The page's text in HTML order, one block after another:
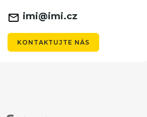
imi@imi.cz
KONTAKTUJTE NÁS